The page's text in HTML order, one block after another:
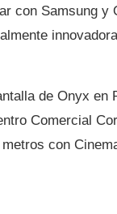
con Samsung y
de Onyx en
Comercial
con